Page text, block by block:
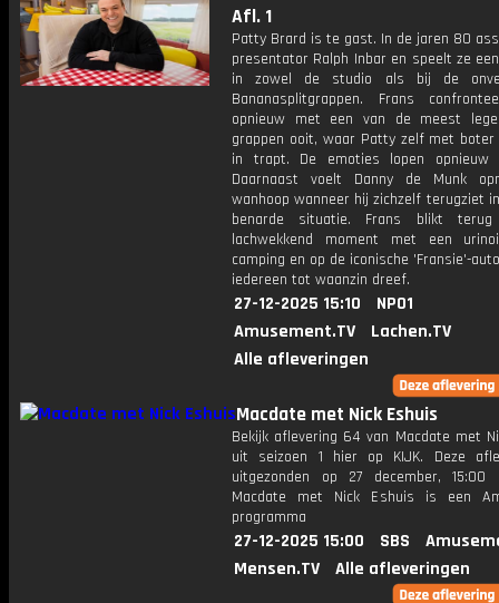
Afl. 1
Patty Brard is te gast. In de jaren 80
presentator Ralph Inbar en speelt ze
in zowel de studio als bij de
Bananasplitgrappen. Frans
opnieuw met een van de meest
grappen ooit, waar Patty zelf met boter
in trapt. De emoties lopen opnieuw
Daarnaast voelt Danny de Munk
wanhoop wanneer hij zichzelf terugziet
benarde situatie. Frans blikt
lachwekkend moment met een
camping en op de iconische 'Fransie'-
iedereen tot waanzin dreef.
27-12-2025 15:10
NPO1
Amusement.TV
Lachen.TV
Alle afleveringen
Macdate met Nick Eshuis
Bekijk aflevering 64 van Macdate met
uit seizoen 1 hier op KIJK. Deze
uitgezonden op 27 december,
Macdate met Nick Eshuis is een
programma
27-12-2025 15:00 SBS
Mensen.TV
Alle afleveringen